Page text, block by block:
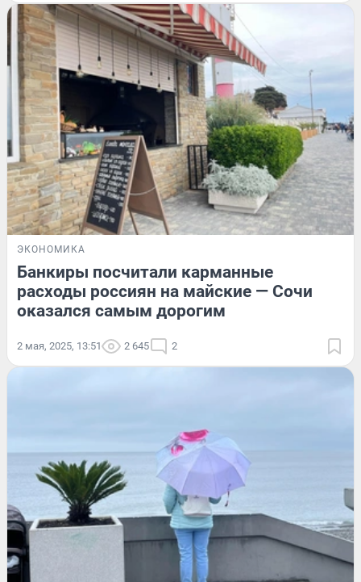
ЭКОНОМИКА
Банкиры посчитали карманные
расходы россиян на майские — Сочи
оказался самым дорогим
2 мая, 2025, 13:51 2 645 2